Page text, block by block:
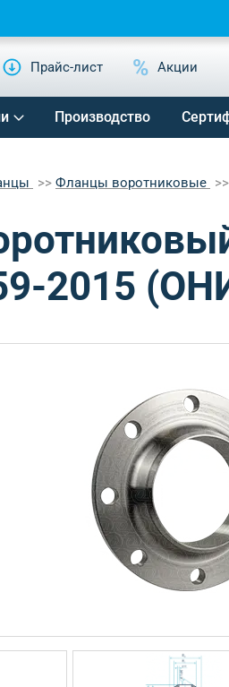
Прайс-лист Акции
Производство
Фланцы воротниковые
2015